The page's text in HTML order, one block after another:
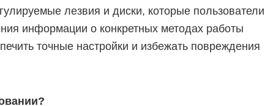
лезвия и диски, которые пользователи
информации о конкретных методах работы
точные настройки и избежать повреждения